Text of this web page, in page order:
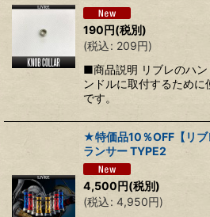
190円(税別)
(税込: 209円)
■商品説明 リブレのハ
ンドルに取付するため
です。
★特価品10％OFF【リ
ランサー TYPE2
4,500円(税別)
(税込: 4,950円)